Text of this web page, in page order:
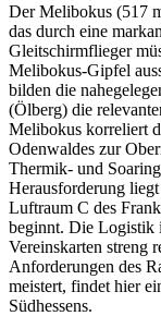
Der Melibokus (517
das durch eine
Gleitschirmflieger
Melibokus-Gipfel
bilden die
(Ölberg) die
Melibokus korreliert
Odenwaldes zur
Thermik- und
Herausforderung
Luftraum C des
beginnt. Die Logistik
Vereinskarten streng
Anforderungen des
meistert, findet hier
Südhessens.